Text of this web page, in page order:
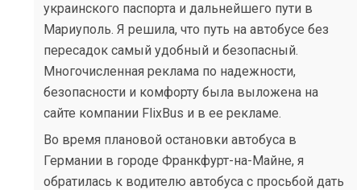
украинского паспорта и дальнейшего пути в
Мариуполь. Я решила, что путь на автобусе без
пересадок самый удобный и безопасный.
Многочисленная реклама по надежности,
безопасности и комфорту была выложена на
сайте компании FlixBus и в ее рекламе.
Во время плановой остановки автобуса в
Германии в городе Франкфурт-на-Майне, я
обратилась к водителю автобуса с просьбой дать